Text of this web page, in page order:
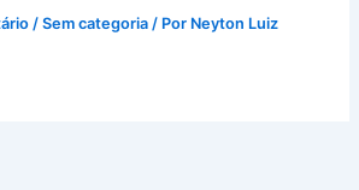
/Sem categoria / Por Neyton Luiz